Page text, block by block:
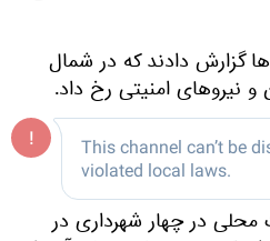
گزارش دادند که در شمال
نیروهای امنیتی رخ داد.
محلی در چهار شهرداری در